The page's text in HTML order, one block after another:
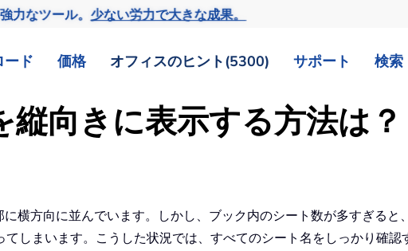
力なツール。少ない労力で大きな成果。
ード 価格 オフィスのヒント(5300) サポート 検索
向きに表示する方法は？
横方向に並んでいます。しかし、ブック内のシート数が多すぎると
しまいます。こうした状況では、すべてのシート名をしっかり確